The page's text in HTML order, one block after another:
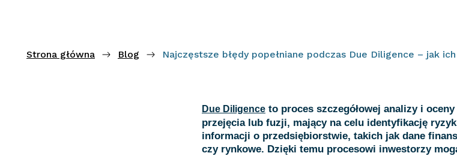
Strona główna Blog Najczęstsze błędy popełniane podczas Due Diligence – jak
Due Diligence to proces szczegółowej analizy i
przejęcia lub fuzji, mający na celu identyfikację
informacji o przedsiębiorstwie, takich jak dane
czy rynkowe. Dzięki temu procesowi inwestorzy